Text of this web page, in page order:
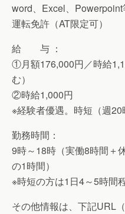
word、Excel、
運転免許（AT限定可）
給 与 ：
①月額176,000円／時給
む）
②時給1,000円
※経験者優遇。時短（週
勤務時間：
9時～18時（実働8時間＋
の1時間）
※時短の方は1日4～5時間
その他情報は、下記URL